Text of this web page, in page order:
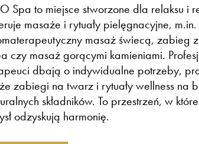
Spa to miejsce stworzone dla relaksu i
masaże i rytuały pielęgnacyjne, m.in.
masaż świecą, zabieg z
czy masaż gorącymi kamieniami.
dbają o indywidualne potrzeby,
zabiegi na twarz i rytuały wellness na
składników. To przestrzeń, w
odzyskują harmonię.